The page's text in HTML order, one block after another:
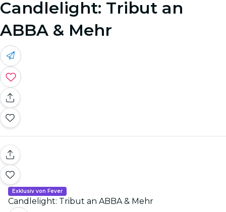
Candlelight: Tribut an
ABBA & Mehr
Exklusiv von Fever
Candlelight: Tribut an ABBA & Mehr